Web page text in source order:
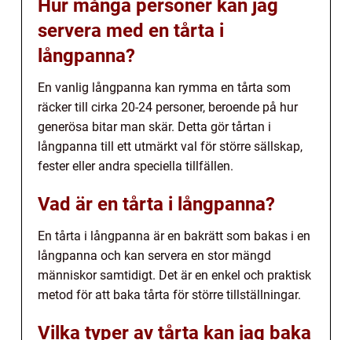
Hur många personer kan jag
servera med en tårta i
långpanna?
En vanlig långpanna kan rymma en tårta som
räcker till cirka 20-24 personer, beroende på hur
generösa bitar man skär. Detta gör tårtan i
långpanna till ett utmärkt val för större sällskap,
fester eller andra speciella tillfällen.
Vad är en tårta i långpanna?
En tårta i långpanna är en bakrätt som bakas i en
långpanna och kan servera en stor mängd
människor samtidigt. Det är en enkel och praktisk
metod för att baka tårta för större tillställningar.
Vilka typer av tårta kan jag baka